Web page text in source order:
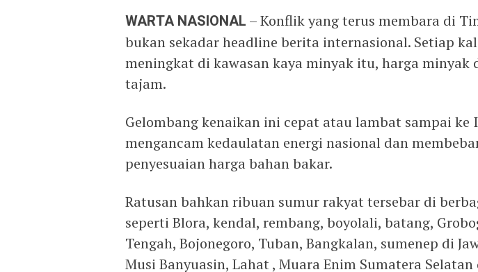
WARTA NASIONAL – Konflik yang terus membara di
bukan sekadar headline berita internasional. Setiap
meningkat di kawasan kaya minyak itu, harga minyak
tajam.
Gelombang kenaikan ini cepat atau lambat sampai ke
mengancam kedaulatan energi nasional dan
penyesuaian harga bahan bakar.
Ratusan bahkan ribuan sumur rakyat tersebar di
seperti Blora, kendal, rembang, boyolali, batang,
Tengah, Bojonegoro, Tuban, Bangkalan, sumenep di
Musi Banyuasin, Lahat , Muara Enim Sumatera Selatan